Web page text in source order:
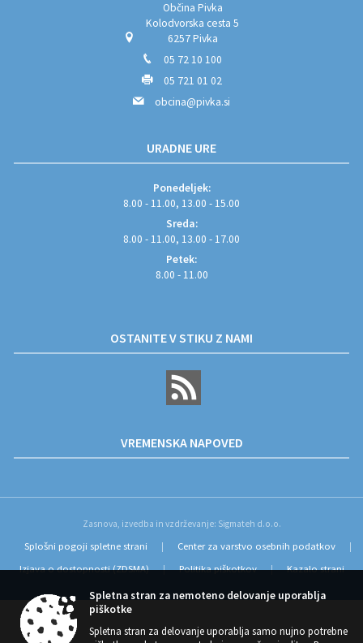
Občina Pivka
Kolodvorska cesta 5
6257 Pivka
05 72 10 100
05 721 01 02
obcina@pivka.si
URADNE URE
Ponedeljek:
8.00 - 11.00, 13.00 - 15.00
Sreda:
8.00 - 11.00, 13.00 - 17.00
Petek:
8.00 - 11.00
OSTANITE V STIKU Z NAMI
VREMENSKA NAPOVED
Zasnova, izvedba in vzdrževanje: Sigmateh d.o.o.
Splošni pogoji spletne strani Center za varstvo osebnih podatkov
Izjava o dostopnosti (ZDSMA) | Politika piškotkov | Kazalo strani
Spletna stran za nemoteno delovanje uporablja
piškotke
Spletna stran za delovanje uporablja samo nujno potrebne